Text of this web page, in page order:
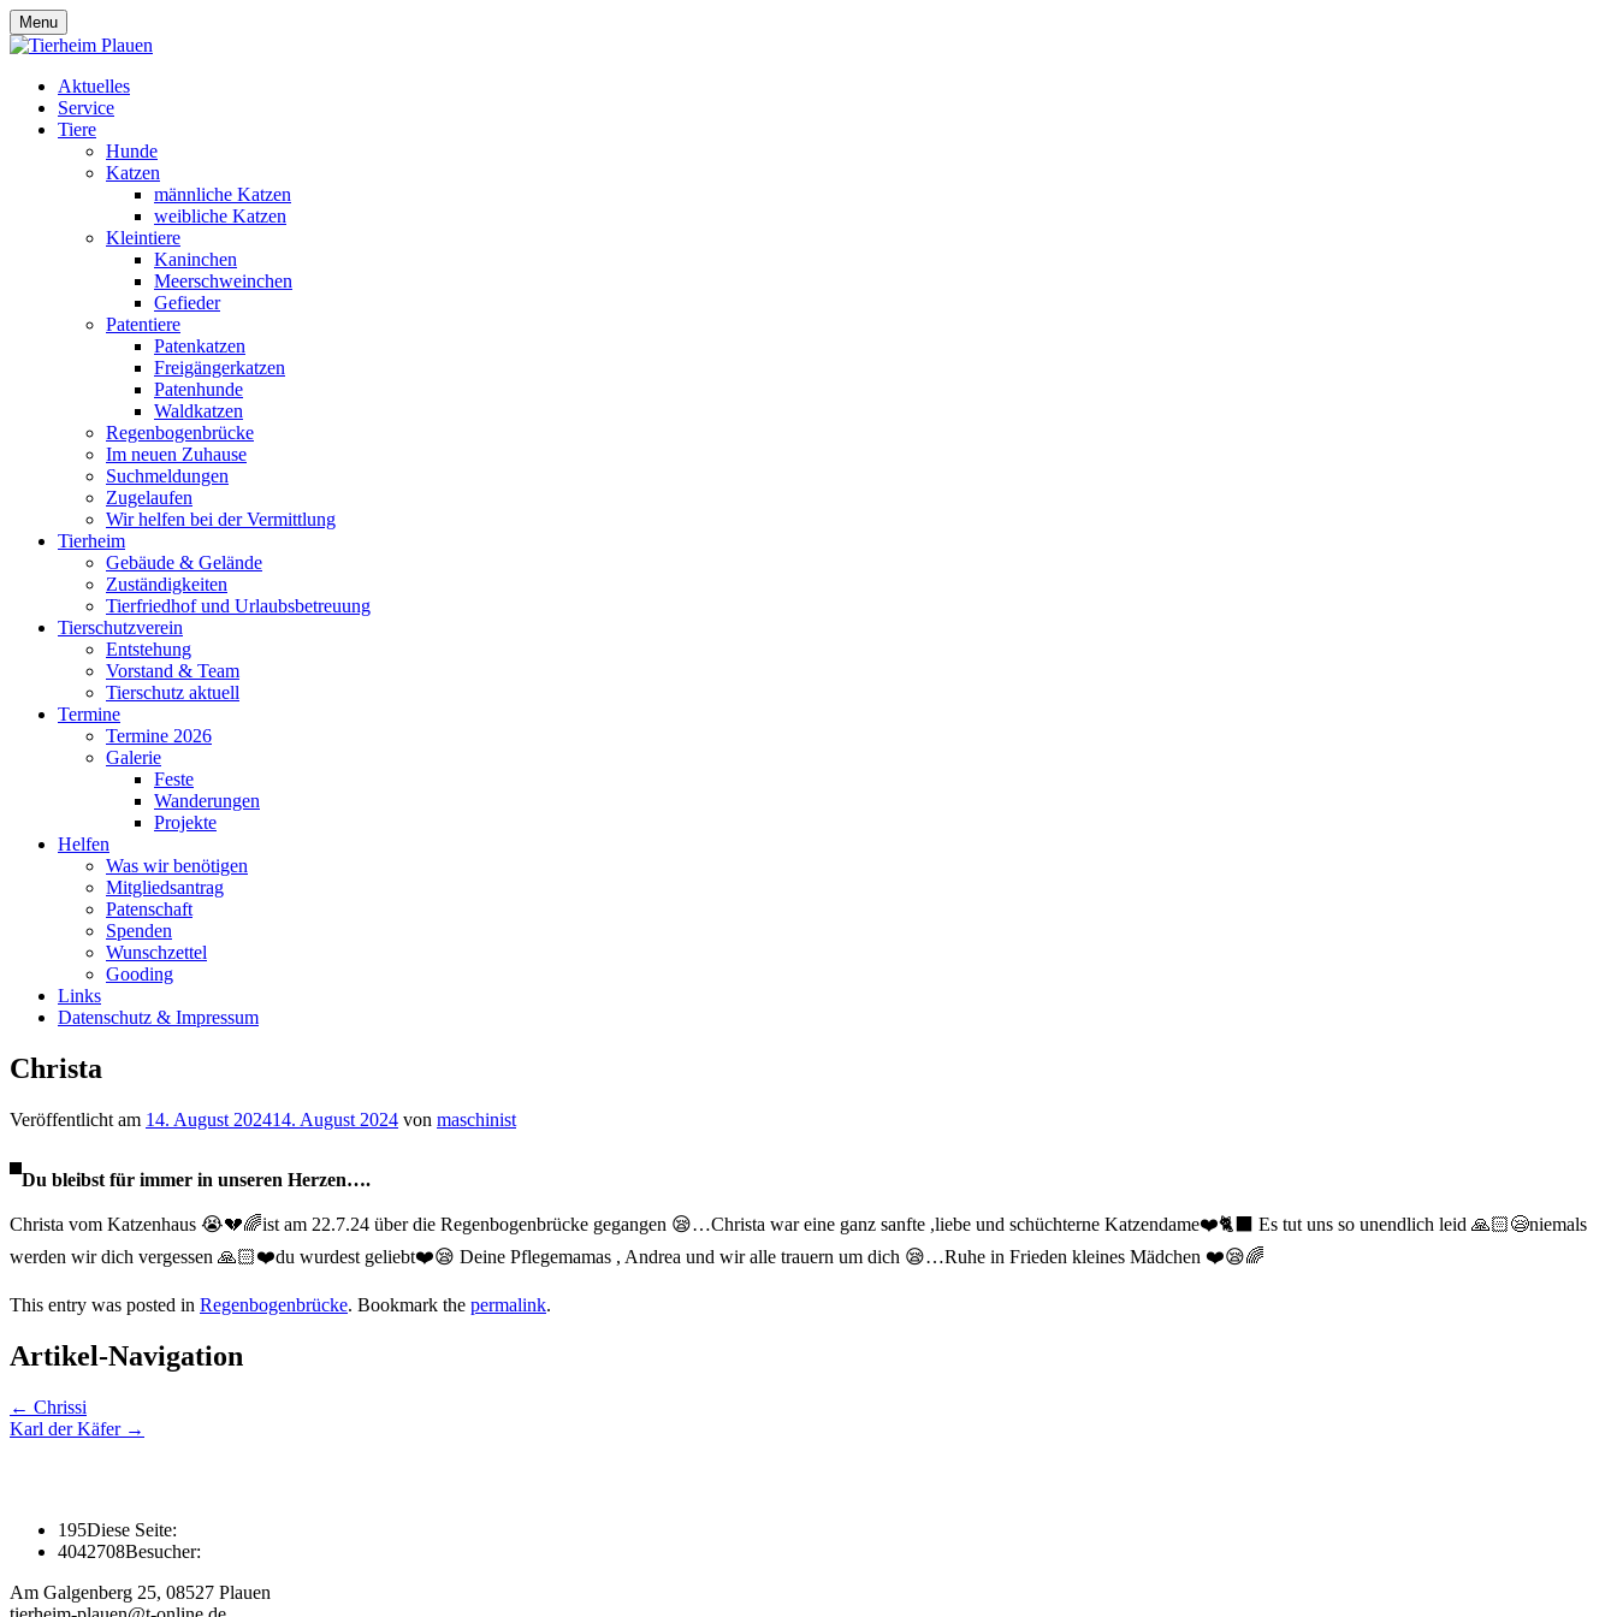
Menu
Aktuelles
Service
Tiere
Hunde
Katzen
männliche Katzen
weibliche Katzen
Kleintiere
Kaninchen
Meerschweinchen
Gefieder
Patentiere
Patenkatzen
Freigängerkatzen
Patenhunde
Waldkatzen
Regenbogenbrücke
Im neuen Zuhause
Suchmeldungen
Zugelaufen
Wir helfen bei der Vermittlung
Tierheim
Gebäude & Gelände
Zuständigkeiten
Tierfriedhof und Urlaubsbetreuung
Tierschutzverein
Entstehung
Vorstand & Team
Tierschutz aktuell
Termine
Termine 2026
Galerie
Feste
Wanderungen
Projekte
Helfen
Was wir benötigen
Mitgliedsantrag
Patenschaft
Spenden
Wunschzettel
Gooding
Links
Datenschutz & Impressum
Christa
Veröffentlicht am 14. August 202414. August 2024 von maschinist
Du bleibst für immer in unseren Herzen….
Christa vom Katzenhaus 😭💔🌈ist am 22.7.24 über die Regenbogenbrücke gegangen 😪…Christa war eine ganz sanfte ,liebe und schüchterne Katzendame❤️🐈‍⬛ Es tut uns so unendlich leid 🙏🏻😪niemals
werden wir dich vergessen 🙏🏻❤️du wurdest geliebt❤️😪 Deine Pflegemamas , Andrea und wir alle trauern um dich 😪…Ruhe in Frieden kleines Mädchen ❤️😪🌈
This entry was posted in Regenbogenbrücke. Bookmark the permalink.
Artikel-Navigation
← Chrissi
Karl der Käfer →
195Diese Seite:
4042708Besucher:
Am Galgenberg 25, 08527 Plauen